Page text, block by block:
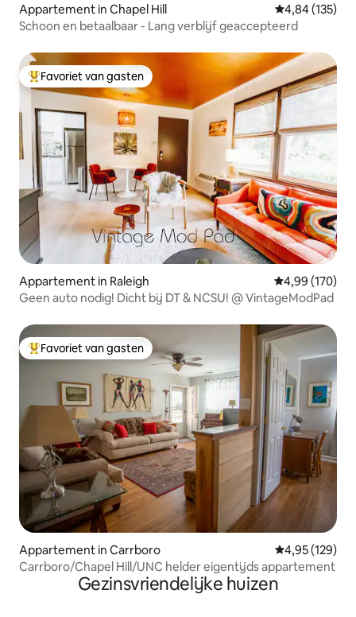
Appartement in Chapel Hill Gemiddelde
4,84 (135)
Schoon en betaalbaar - Lang verblijf geaccepteerd
Topfavoriet van gasten
Favoriet van gasten
Appartement in Raleigh Gemiddelde
4,99 (170)
Geen auto nodig! Dicht bij DT & NCSU! @ VintageModPad
Topfavoriet van gasten
Favoriet van gasten
Appartement in Carrboro Gemiddelde
4,95 (129)
Carrboro/Chapel Hill/UNC helder eigentijds appartement
Gezinsvriendelijke huizen